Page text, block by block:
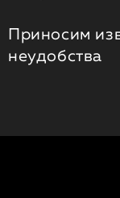
Приносим
неудобства